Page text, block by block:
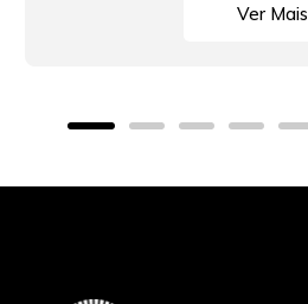
Ver Mais